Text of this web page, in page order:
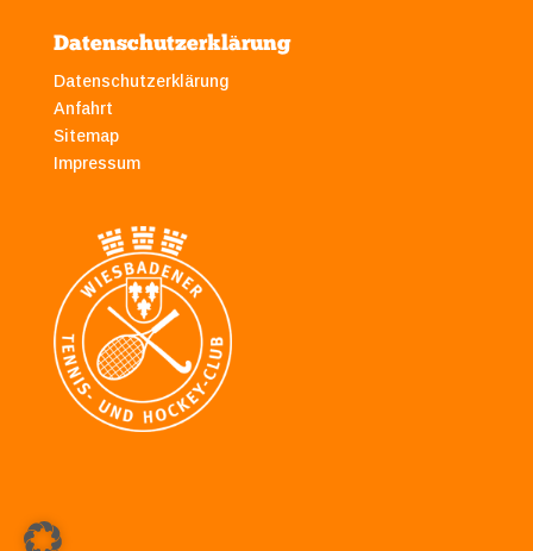
Datenschutzerklärung
Datenschutzerklärung
Anfahrt
Sitemap
Impressum